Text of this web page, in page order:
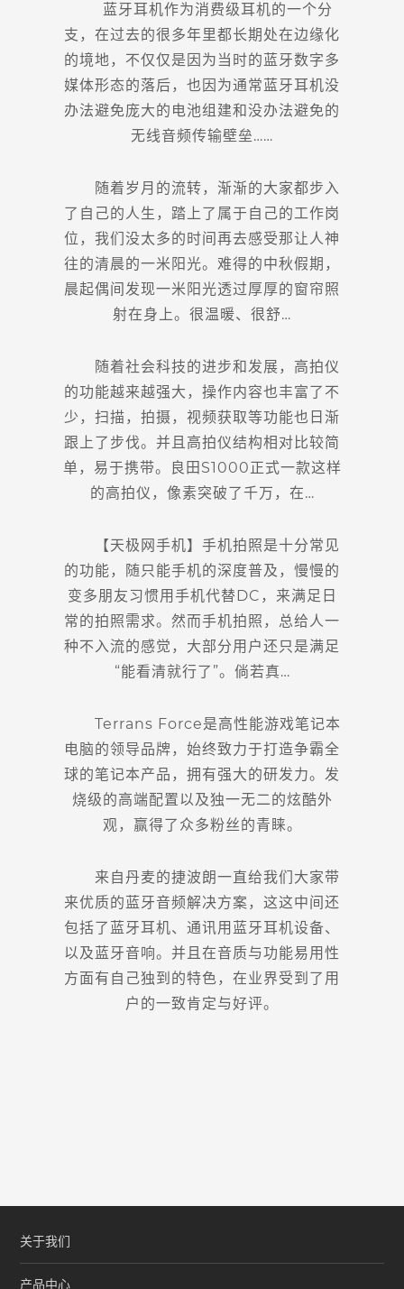
蓝牙耳机作为消费级耳机的一个分
支，在过去的很多年里都长期处在边缘化
的境地，不仅仅是因为当时的蓝牙数字多
媒体形态的落后，也因为通常蓝牙耳机没
办法避免庞大的电池组建和没办法避免的
无线音频传输壁垒……
随着岁月的流转，渐渐的大家都步入
了自己的人生，踏上了属于自己的工作岗
位，我们没太多的时间再去感受那让人神
往的清晨的一米阳光。难得的中秋假期，
晨起偶间发现一米阳光透过厚厚的窗帘照
射在身上。很温暖、很舒…
随着社会科技的进步和发展，高拍仪
的功能越来越强大，操作内容也丰富了不
少，扫描，拍摄，视频获取等功能也日渐
跟上了步伐。并且高拍仪结构相对比较简
单，易于携带。良田S1000正式一款这样
的高拍仪，像素突破了千万，在…
【天极网手机】手机拍照是十分常见
的功能，随只能手机的深度普及，慢慢的
变多朋友习惯用手机代替DC，来满足日
常的拍照需求。然而手机拍照，总给人一
种不入流的感觉，大部分用户还只是满足
“能看清就行了”。倘若真…
Terrans Force是高性能游戏笔记本
电脑的领导品牌，始终致力于打造争霸全
球的笔记本产品，拥有强大的研发力。发
烧级的高端配置以及独一无二的炫酷外
观，赢得了众多粉丝的青睐。
来自丹麦的捷波朗一直给我们大家带
来优质的蓝牙音频解决方案，这这中间还
包括了蓝牙耳机、通讯用蓝牙耳机设备、
以及蓝牙音响。并且在音质与功能易用性
方面有自己独到的特色，在业界受到了用
户的一致肯定与好评。
关于我们
产品中心